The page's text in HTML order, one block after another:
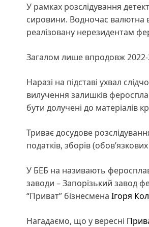
У рамках розслідування
сировини. Водночас валютна
реалізовану нерезидентам
Загалом лише впродовж 2022-
Наразі на підставі ухвал
вилучення залишків
бути долучені до матеріалів
Триває досудове
податків, зборів
У БЕБ на називають
заводи – Запорізький завод
“Приват” бізнесмена Ігоря
Нагадаємо, що у вересні